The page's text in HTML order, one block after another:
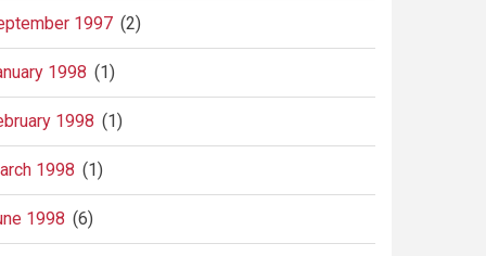
1997 (2)
1998 (1)
1998 (1)
1998 (1)
1998 (6)